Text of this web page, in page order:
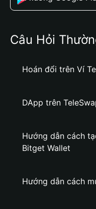
Câu Hỏi
Hoán đổi trên Ví
DApp trên
Hướng dẫn cách
Bitget Wallet
Hướng dẫn cách